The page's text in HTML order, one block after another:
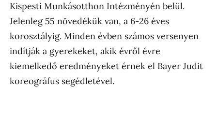
Kispesti Munkásotthon Intézményén belül.
Jelenleg 55 növedékük van, a 6-26 éves
korosztályig. Minden évben számos versenyen
indítják a gyerekeket, akik évről évre
kiemelkedő eredményeket érnek el Bayer Judit
koreográfus segédletével.